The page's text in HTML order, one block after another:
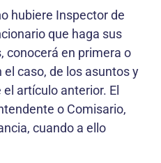
hubiere Inspector de
que haga sus
conocerá en primera o
caso, de los asuntos y
artículo anterior. El
o Comisario,
cuando a ello